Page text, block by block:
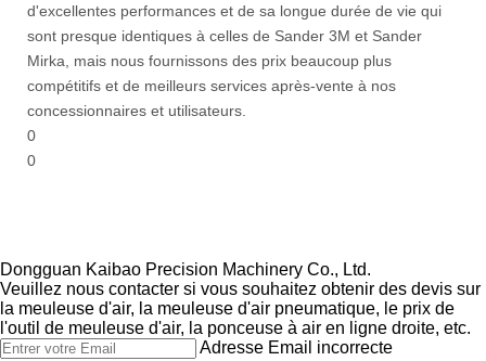
d'excellentes performances et de sa longue durée de vie qui
sont presque identiques à celles de Sander 3M et Sander
Mirka, mais nous fournissons des prix beaucoup plus
compétitifs et de meilleurs services après-vente à nos
concessionnaires et utilisateurs.
0
0
Dongguan Kaibao Precision Machinery Co., Ltd.​​​​​​​
Veuillez nous contacter si vous souhaitez obtenir des devis sur
la meuleuse d'air, la meuleuse d'air pneumatique, le prix de
l'outil de meuleuse d'air, la ponceuse à air en ligne droite, etc.
Adresse Email incorrecte